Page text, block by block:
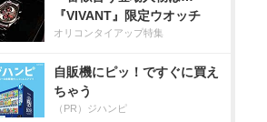
『VIVANT』限定ウオッチ
オリコンタイアップ特集
自販機にピッ！ですぐに買え
ちゃう
（PR）ジハンピ